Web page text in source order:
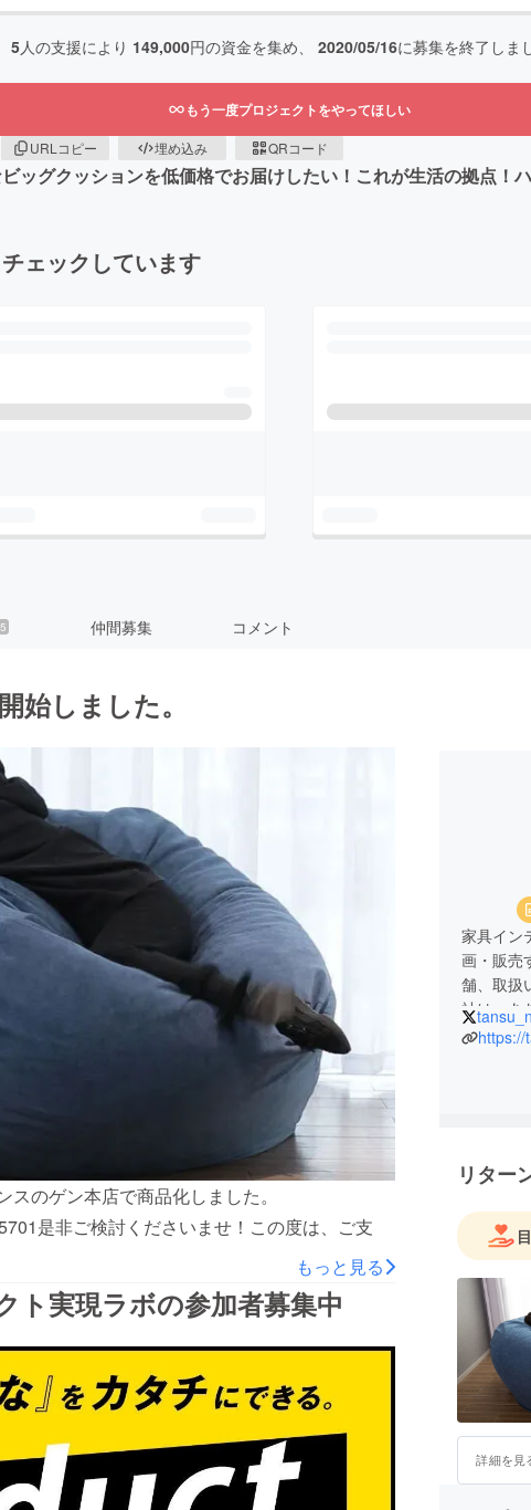
5人の支援により 149,000円の資金を集め、 2020/05/16に募集を終了しま
もう一度プロジェクトをやってほしい
URLコピー 埋め込み QRコード
ッグクッションを低価格でお届けしたい！これが生活の拠点！
ェックしています
5 仲間募集 コメント
始しました。
のゲン本店で商品化しました。
是非ご検討くださいませ！この度は、ご支
もっと見る
ト実現ラボの参加者募集中
家具イン
画・販売
舗、取扱
社は、あ
して暮ら
https://
リター
詳細を見